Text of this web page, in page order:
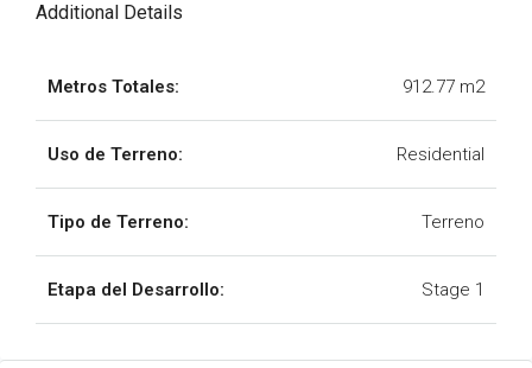
Additional Details
Metros Totales: 912.77 m2
Uso de Terreno: Residential
Tipo de Terreno: Terreno
Etapa del Desarrollo: Stage 1